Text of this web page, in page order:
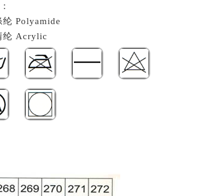
纶 Polyamide
纶 Acrylic